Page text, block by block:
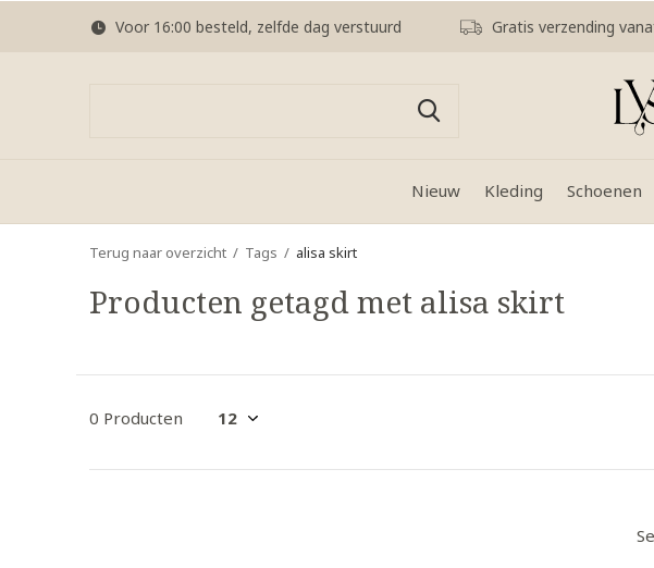
Nieuw Kleding Schoenen
Voor 16:00 besteld, zelfde dag verstuurd Gratis verzending
Terug naar overzicht Tags alisa skirt
Producten getagd met alisa skirt
0 Producten